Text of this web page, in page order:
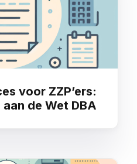
voor ZZP’ers:
de Wet DBA